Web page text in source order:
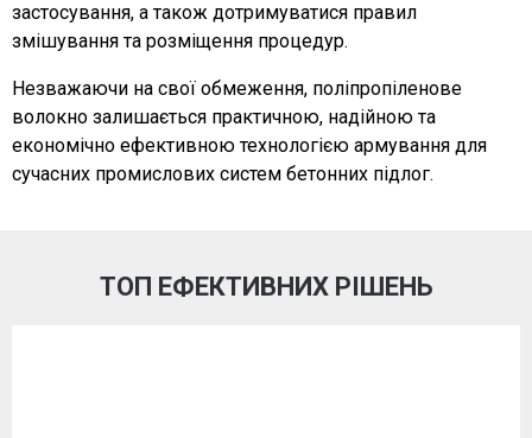
застосування, а також дотримуватися правил
змішування та розміщення процедур.
Незважаючи на свої обмеження, поліпропіленове
волокно залишається практичною, надійною та
економічно ефективною технологією армування для
сучасних промислових систем бетонних підлог.
ТОП ЕФЕКТИВНИХ РІШЕНЬ